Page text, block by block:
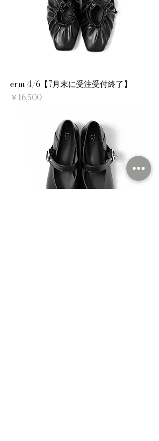
erm 4/6【7月末に受注受付終了】
価格
￥16,500